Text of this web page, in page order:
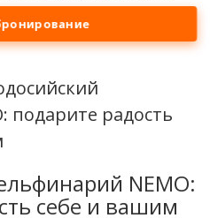
подарите радость
NEMO:
себе и вашим